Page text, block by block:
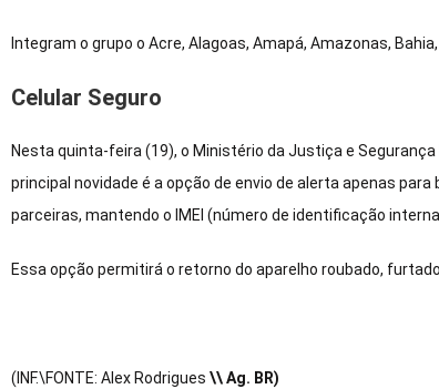
Integram o grupo o Acre, Alagoas, Amapá, Amazonas,
Celular Seguro
Nesta quinta-feira (19), o Ministério da Justiça e
principal novidade é a opção de envio de alerta apenas
parceiras, mantendo o IMEI (número de identificação
Essa opção permitirá o retorno do aparelho roubado,
(INF.\FONTE: Alex Rodrigues \\ Ag. BR)